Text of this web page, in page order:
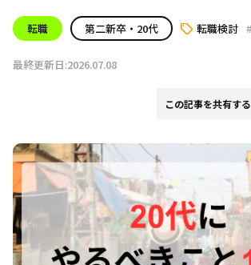
転職 第二新卒・20代 転職検討
最終更新日:2026.07.08
この記事を共有する